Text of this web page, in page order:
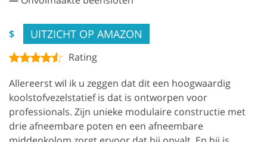
$ UITZICHT OP AMAZON
Rating
Allereerst wil ik u zeggen dat dit een hoogwaardig
koolstofvezelstatief is dat is ontworpen voor
professionals. Zijn unieke modulaire constructie met
drie afneembare poten en een afneembare